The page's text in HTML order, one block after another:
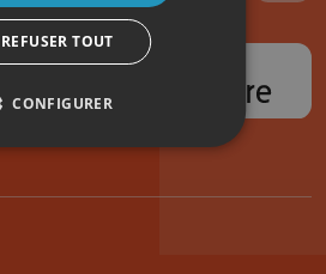
REFUSER TOUT
CONFIGURER